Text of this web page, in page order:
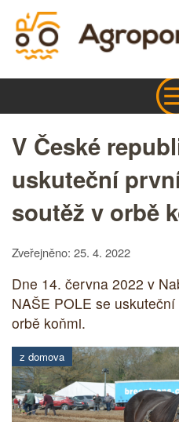
V České
uskuteční
soutěž v orbě
Zveřejněno: 25. 4. 2022
Dne 14. června 2022 v
NAŠE POLE se
orbě koňmi.
z domova